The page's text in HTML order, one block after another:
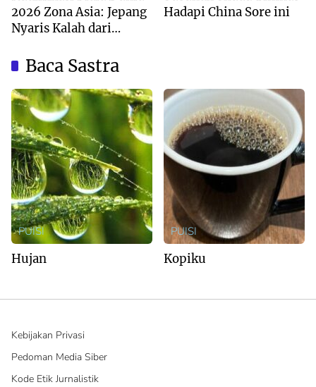
2026 Zona Asia: Jepang
Nyaris Kalah dari
Hadapi China Sore ini
Baca Sastra
PUISI
Hujan
PUISI
Kopiku
Kebijakan Privasi
Pedoman Media Siber
Kode Etik Jurnalistik